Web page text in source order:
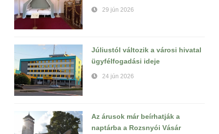
29 jún 2026
Júliustól változik a városi hivatal
ügyfélfogadási ideje
24 jún 2026
Az árusok már beírhatják a
naptárba a Rozsnyói Vásár